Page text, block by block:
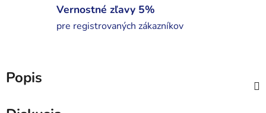
Vernostné zľavy 5%
pre registrovaných zákazníkov
Popis